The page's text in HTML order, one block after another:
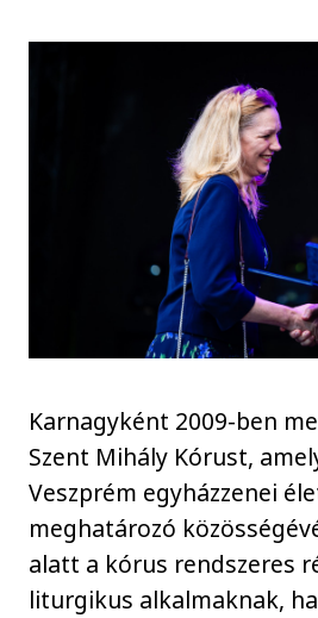
Karnagyként 2009-ben
Szent Mihály Kórust,
Veszprém egyházzenei
meghatározó
alatt a kórus rendszeres
liturgikus alkalmaknak,